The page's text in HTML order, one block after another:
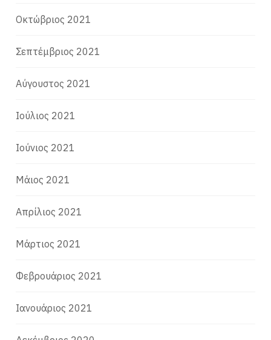
Οκτώβριος 2021
Σεπτέμβριος 2021
Αύγουστος 2021
Ιούλιος 2021
Ιούνιος 2021
Μάιος 2021
Απρίλιος 2021
Μάρτιος 2021
Φεβρουάριος 2021
Ιανουάριος 2021